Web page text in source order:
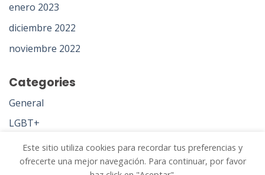
enero 2023
diciembre 2022
noviembre 2022
Categories
General
LGBT+
Psicoanálisis
Uncategorized
Este sitio utiliza cookies para recordar tus preferencias y
ofrecerte una mejor navegación. Para continuar, por favor